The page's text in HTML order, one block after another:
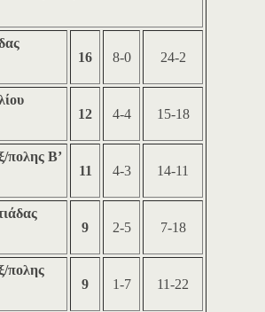
16
8-0 24-2
12
4-4 15-18
πολης Β’
11
4-3 14-11
9
2-5 7-18
πολης
9
1-7 11-22